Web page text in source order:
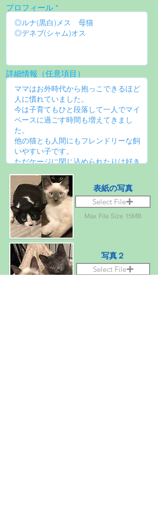
プロフィール
詳細情報（任意項目）
表紙の写真
Select File
Max File Size 15MB
写真２
Select File